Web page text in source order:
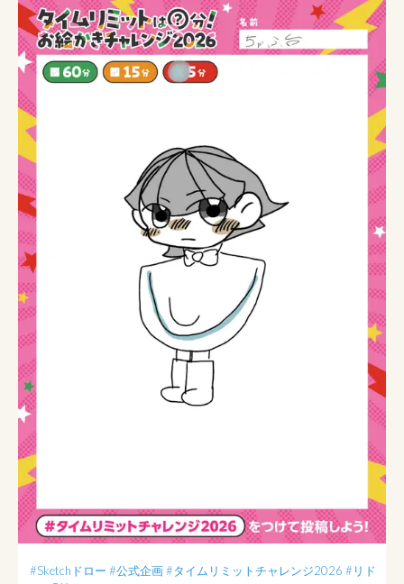
#Sketchドロー #公式企画#タイムリミットチャレンジ2026 #リド